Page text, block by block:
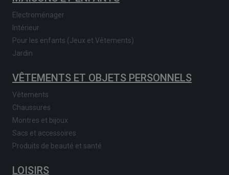
Electroménager
Intérieur
Pour les enfants (Jeux et Vêtements)
Jardin
VÊTEMENTS ET OBJETS PERSONNELS
Vêtements
Chaussures
Montres et bijoux
Sacs et accessoires
Produits de beauté et santé
LOISIRS